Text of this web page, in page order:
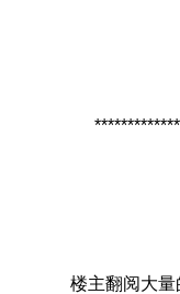
楼主翻阅大